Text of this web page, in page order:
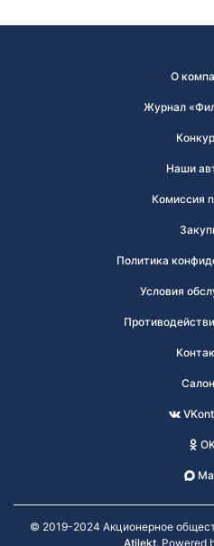
О
Журнал
Наши
Комиссия
Политика
Условия
© 2019-2024 Акционерное
Atilekt. Powered